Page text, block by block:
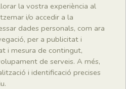
Taxonomia
Regne
Plantae
Classe
la vostra experiència al
i/o accedir a la
dades personals, com ara
per a publicitat i
i mesura de contingut,
de serveis. A més,
i identificació precises